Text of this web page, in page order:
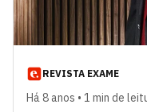
REVISTA EXAME
Há 8 anos • 1 min de